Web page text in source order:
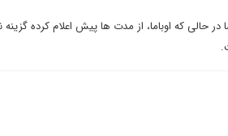
در حالی که اوباما، از مدت ها پیش اعلام کرده